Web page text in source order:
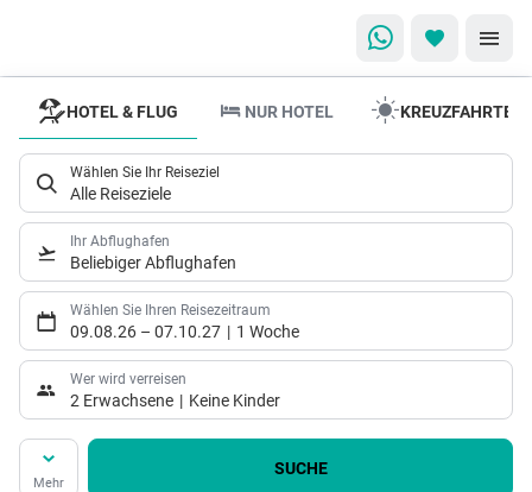
Reisewelten
Individueller
Urlaub ganz
nah!
HOTEL & FLUG NUR HOTEL KREUZFAHRTEN
Wählen Sie Ihr Reiseziel
Alle Reiseziele
Ihr Abflughafen
Beliebiger Abflughafen
Wählen Sie Ihren Reisezeitraum
09.08.26 – 07.10.27 1 Woche
Wer wird verreisen
2 Erwachsene Keine Kinder
Mehr
SUCHE